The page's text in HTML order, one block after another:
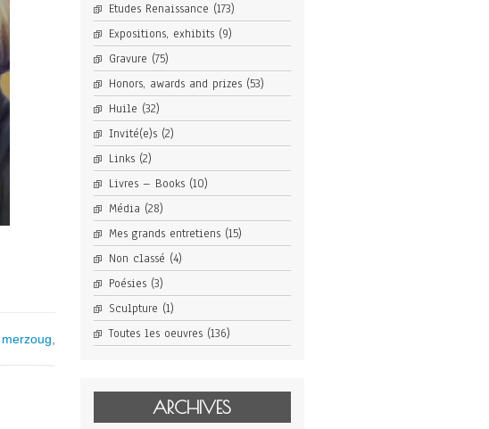
merzoug
Etudes Renaissance (173)
Expositions, exhibits(9)
Gravure (75)
Honors, awards and prizes(53)
Huile (32)
Invité(e)s(2)
Links(2)
Livres – Books(10)
Média (28)
Mes grands entretiens(15)
Non classé (4)
Poésies(3)
Sculpture (1)
Toutes les oeuvres(136)
ARCHIVES